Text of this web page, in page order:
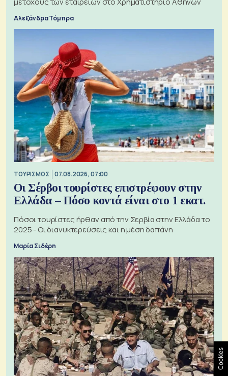
Αλεξάνδρα Τόμπρα
ΤΟΥΡΙΣΜΟΣ 07.08.2026, 07:00
Οι Σέρβοι τουρίστες επιστρέφουν στην
Ελλάδα – Πόσο κοντά είναι στο 1 εκατ.
Πόσοι τουρίστες ήρθαν από την Σερβία στην Ελλάδα το
2025 - Οι διανυκτερεύσεις και η μέση δαπάνη
Μαρία Σιδέρη
Cookies